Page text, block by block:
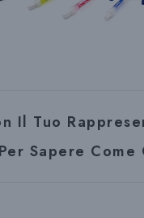
Il Tuo
Sapere Come